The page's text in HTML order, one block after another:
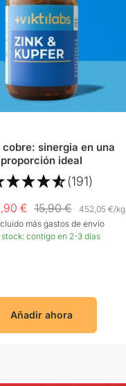
sinergia en una
proporción ideal
(191)
€ Precio
normal
15,90 € 452,05 €/kg
más gastos de envío
stock: contigo en 2-3 días
Añadir ahora